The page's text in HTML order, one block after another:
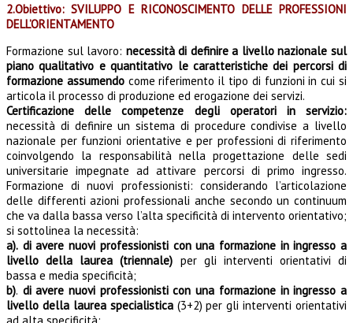
2.Obiettivo: SVILUPPO E RICONOSCIMENTO DELLE PROFESSIONI
DELL’ORIENTAMENTO
Formazione sul lavoro: necessità di definire a livello nazionale sul
piano qualitativo e quantitativo le caratteristiche dei percorsi di
formazione assumendocome riferimento il tipo di funzioni in cui si
articola il processo di produzione ed erogazione dei servizi.
Certificazione delle competenze degli operatori in servizio:
necessità di definire un sistema di procedure condivise a livello
nazionale per funzioni orientative e per professioni di riferimento
coinvolgendo la responsabilità nella progettazione delle sedi
universitarie impegnate ad attivare percorsi di primo ingresso.
Formazione di nuovi professionisti: considerando l’articolazione
delle differenti azioni professionali anche secondo un continuum
che va dalla bassa verso l’alta specificità di intervento orientativo;
si sottolinea la necessità:
a). di avere nuovi professionisti con una formazione in ingresso a
livello della laurea (triennale) per gli interventi orientativi di
bassa e media specificità;
b). di avere nuovi professionisti con una formazione in ingresso a
livello della laurea specialistica (3+2) per gli interventi orientativi